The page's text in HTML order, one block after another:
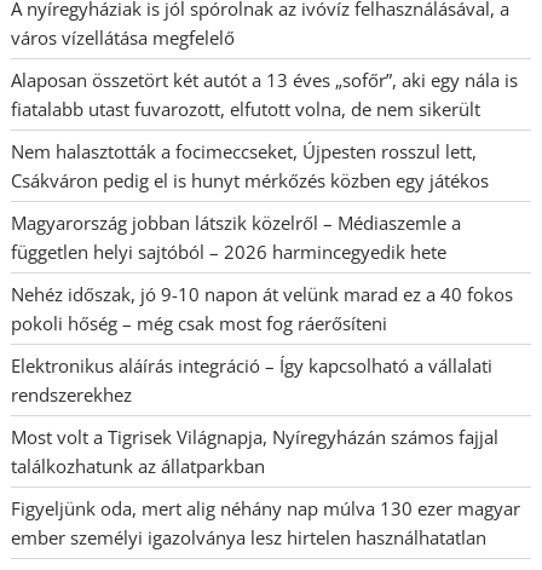
A nyíregyháziak is jól spórolnak az ivóvíz felhasználásával, a
város vízellátása megfelelő
Alaposan összetört két autót a 13 éves „sofőr”, aki egy nála is
fiatalabb utast fuvarozott, elfutott volna, de nem sikerült
Nem halasztották a focimeccseket, Újpesten rosszul lett,
Csákváron pedig el is hunyt mérkőzés közben egy játékos
Magyarország jobban látszik közelről – Médiaszemle a
független helyi sajtóból – 2026 harmincegyedik hete
Nehéz időszak, jó 9-10 napon át velünk marad ez a 40 fokos
pokoli hőség – még csak most fog ráerősíteni
Elektronikus aláírás integráció – Így kapcsolható a vállalati
rendszerekhez
Most volt a Tigrisek Világnapja, Nyíregyházán számos fajjal
találkozhatunk az állatparkban
Figyeljünk oda, mert alig néhány nap múlva 130 ezer magyar
ember személyi igazolványa lesz hirtelen használhatatlan